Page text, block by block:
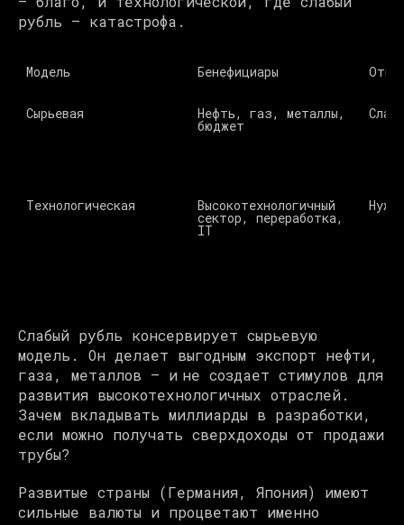
рубль — катастрофа.
Модель Бенефициары
Сырьевая Нефть, газ, металлы,
бюджет
Технологическая Высокотехнологичный
сектор, переработка,
IT
Слабый рубль консервирует сырьевую
модель. Он делает выгодным экспорт нефти,
газа, металлов — и не создает стимулов для
развития высокотехнологичных отраслей.
Зачем вкладывать миллиарды в разработки,
если можно получать сверхдоходы от продажи
трубы?
Развитые страны (Германия, Япония) имеют
сильные валюты и процветают именно